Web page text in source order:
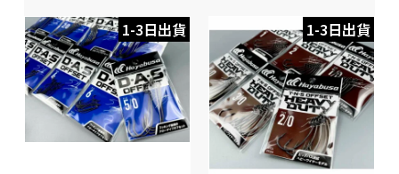
1-3日出貨 1-3日出貨